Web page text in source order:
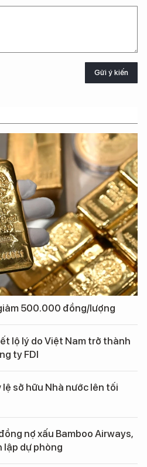
Gửi ý kiến
500.000 đồng/lượng
lộ lý do Việt Nam trở thành
ty FDI
sở hữu Nhà nước lên tối
nợ xấu Bamboo Airways,
lập dự phòng